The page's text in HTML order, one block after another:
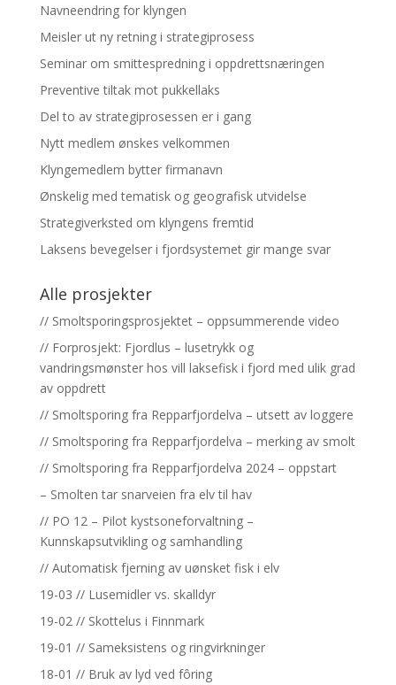
Navneendring for klyngen
Meisler ut ny retning i strategiprosess
Seminar om smittespredning i oppdrettsnæringen
Preventive tiltak mot pukkellaks
Del to av strategiprosessen er i gang
Nytt medlem ønskes velkommen
Klyngemedlem bytter firmanavn
Ønskelig med tematisk og geografisk utvidelse
Strategiverksted om klyngens fremtid
Laksens bevegelser i fjordsystemet gir mange svar
Alle prosjekter
// Smoltsporingsprosjektet – oppsummerende video
// Forprosjekt: Fjordlus – lusetrykk og
vandringsmønster hos vill laksefisk i fjord med ulik grad
av oppdrett
// Smoltsporing fra Repparfjordelva – utsett av loggere
// Smoltsporing fra Repparfjordelva – merking av smolt
// Smoltsporing fra Repparfjordelva 2024 – oppstart
– Smolten tar snarveien fra elv til hav
// PO 12 – Pilot kystsoneforvaltning –
Kunnskapsutvikling og samhandling
// Automatisk fjerning av uønsket fisk i elv
19-03 // Lusemidler vs. skalldyr
19-02 // Skottelus i Finnmark
19-01 // Sameksistens og ringvirkninger
18-01 // Bruk av lyd ved fôring